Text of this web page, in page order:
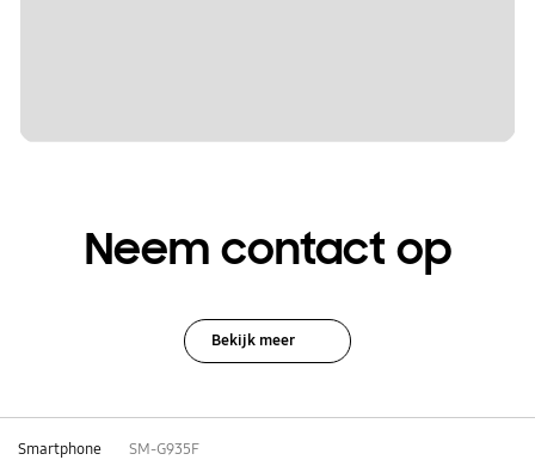
Neem contact op
Bekijk meer
Smartphone SM-G935F